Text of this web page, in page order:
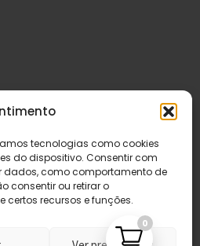
tecnologias como cookies
do dispositivo. Consentir com
dados, como comportamento de
consentir ou retirar o
recursos e funções.
0